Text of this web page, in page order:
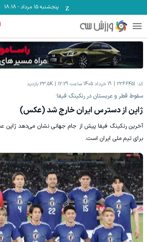
پنجشنبه ۱۵ مرداد -
18:18
کد: 2366451 19 خرداد 1405 ساعت 12:29 33.5K بازدید
سقوط قطر و عربستان در رنکینگ فیفا؛
ژاپن از دسترس ایران خارج شد (عکس)
آخرین رنکینگ فیفا پیش از جام جهانی نشان می‌دهد ژاپن
برای تیم ملی ایران است.